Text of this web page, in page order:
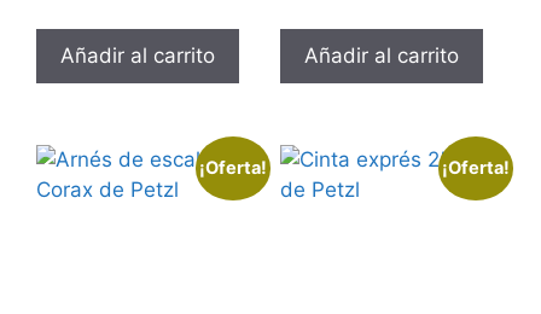
Añadir al carrito Añadir al carrito
¡Oferta! ¡Oferta!